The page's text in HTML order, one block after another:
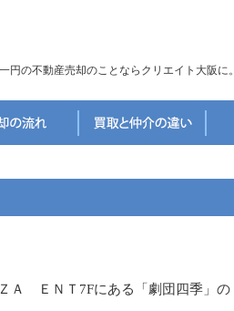
円の不動産売却のことならクリエイト大阪に。
Ａ ＥＮＴ7Fにある「劇団四季」の